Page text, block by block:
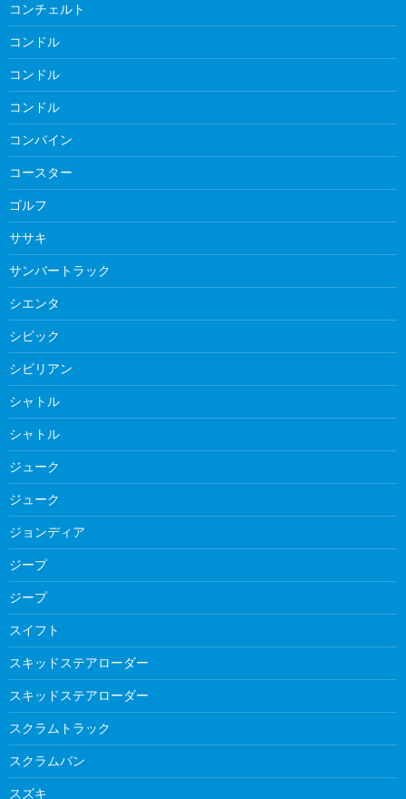
コンチェルト
コンドル
コンドル
コンドル
コンバイン
コースター
ゴルフ
ササキ
サンバートラック
シエンタ
シビック
シビリアン
シャトル
シャトル
ジューク
ジューク
ジョンディア
ジープ
ジープ
スイフト
スキッドステアローダー
スキッドステアローダー
スクラムトラック
スクラムバン
スズキ